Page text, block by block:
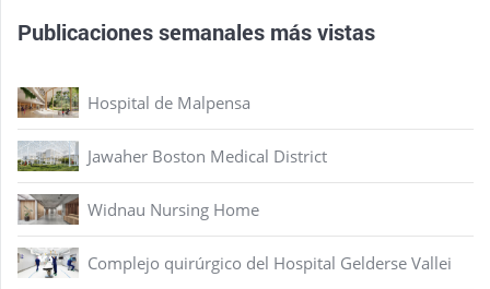
Publicaciones semanales más vistas
Hospital de Malpensa
Jawaher Boston Medical District
Widnau Nursing Home
Complejo quirúrgico del Hospital Gelderse Vallei